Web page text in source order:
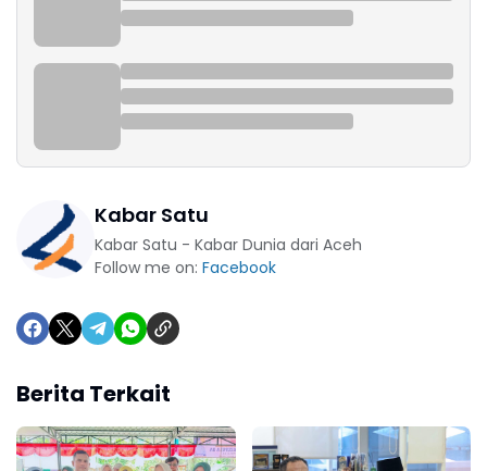
Kabar Satu
Kabar Satu - Kabar Dunia dari Aceh
Follow me on: Facebook
Berita Terkait